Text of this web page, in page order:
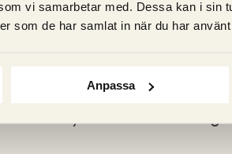
vi samarbetar med. Dessa kan i sin
som de har samlat in när du har
Anpassa
Men är detta klokt att
AAR.
nedan eller skicka ett mail